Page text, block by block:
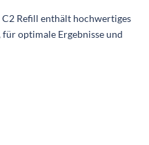
Refill enthält hochwertiges
optimale Ergebnisse und